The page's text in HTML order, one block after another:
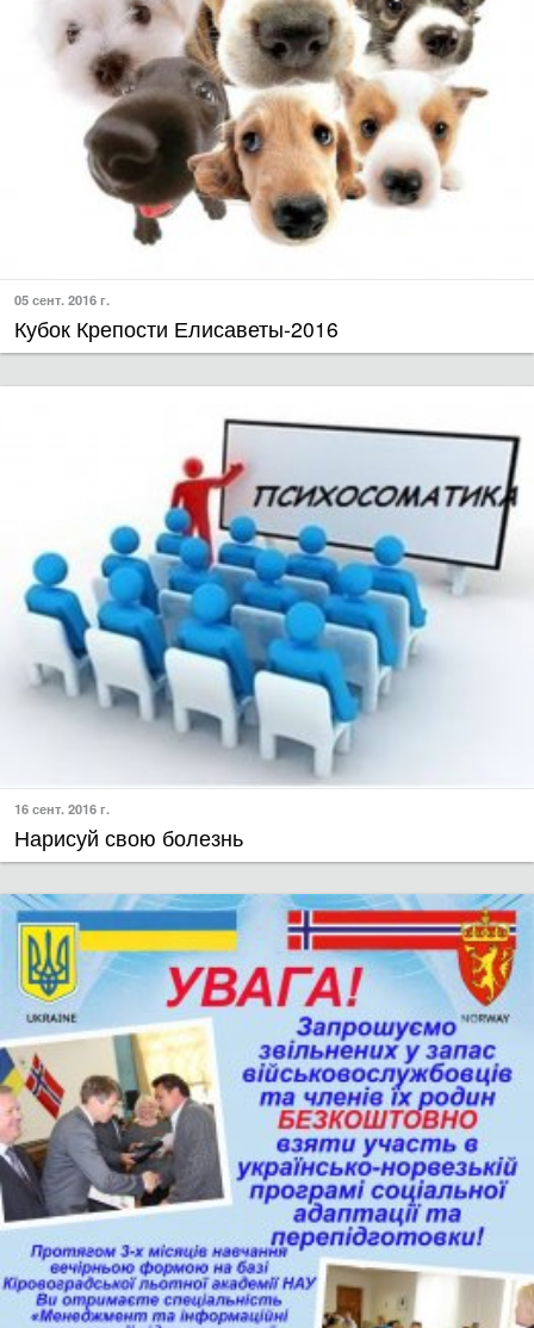
05 сент. 2016 г.
Кубок Крепости Елисаветы-2016
16 сент. 2016 г.
Нарисуй свою болезнь